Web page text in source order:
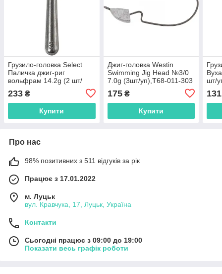
Грузило-головка Select
Паличка джиг-риг
вольфрам 14.2g (2 шт/
233 ₴
Купити
Джиг-головка Westin
Swimming Jig Head №3/0
7.0g (3шт/уп),T68-011-303
175₴
Купити
шт/
131
Про нас
98% позитивних з 511 відгуків за рік
Працює з 17.01.2022
м. Луцьк
вул. Кравчука, 17, Луцьк, Україна
Контакти
Сьогодні працює з 09:00 до 19:00
Показати весь графік роботи